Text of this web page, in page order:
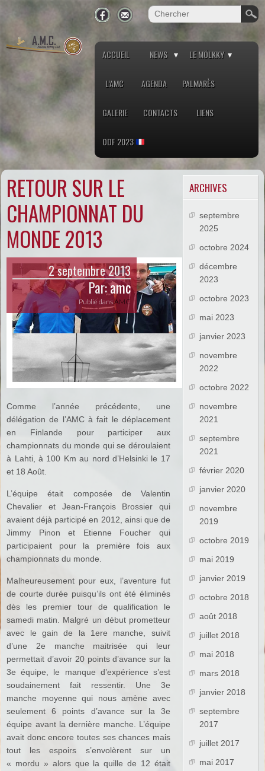
ACCUEIL NEWS LE MÖLKKY
L’AMC AGENDA PALMARÈS
GALERIE CONTACTS LIENS
ODF 2023
RETOUR SUR LE
CHAMPIONNAT DU
MONDE 2013
2 septembre 2013
Par:amc
Publié dansAMC
Comme l’année précédente, une
délégation de l’AMC à fait le déplacement
en Finlande pour participer aux
championnats du monde qui se déroulaient
à Lahti, à 100 Km au nord d’Helsinki le 17
et 18 Août.
L’équipe était composée de Valentin
Chevalier et Jean-François Brossier qui
avaient déjà participé en 2012, ainsi que de
Jimmy Pinon et Etienne Foucher qui
participaient pour la première fois aux
championnats du monde.
Malheureusement pour eux, l’aventure fut
de courte durée puisqu’ils ont été éliminés
dès les premier tour de qualification le
samedi matin. Malgré un début prometteur
avec le gain de la 1ere manche, suivit
d’une 2e manche maitrisée qui leur
permettait d’avoir 20 points d’avance sur la
3e équipe, le manque d’expérience s’est
soudainement fait ressentir. Une 3e
manche moyenne qui nous amène avec
seulement 6 points d’avance sur la 3e
équipe avant la dernière manche. L’équipe
avait donc encore toutes ses chances mais
tout les espoirs s’envolèrent sur un
« mordu » alors que la quille de 12 était
ARCHIVES
septembre
2025
octobre 2024
décembre
2023
octobre 2023
mai 2023
janvier 2023
novembre
2022
octobre 2022
novembre
2021
septembre
2021
février 2020
janvier 2020
novembre
2019
octobre 2019
mai 2019
janvier 2019
octobre 2018
août 2018
juillet 2018
mai 2018
mars 2018
janvier 2018
septembre
2017
juillet 2017
mai 2017